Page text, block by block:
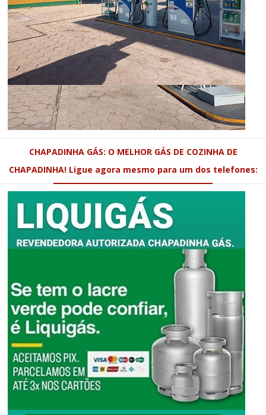
CHAPADINHA GÁS: O MELHOR GÁS DE COZINHA DE
CHAPADINHA! Ligue agora mesmo para um dos telefones: